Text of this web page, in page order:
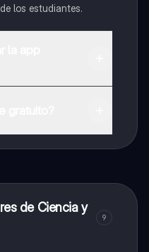
los estudiantes.
de Ciencia y
9